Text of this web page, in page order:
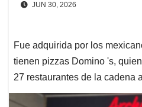
JUN 30, 2026
Fue adquirida por los
tienen pizzas Domino 's,
27 restaurantes de la cadena